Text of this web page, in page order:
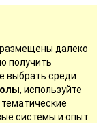
далеко
получить
выбрать среди
, используйте
системы и опыт